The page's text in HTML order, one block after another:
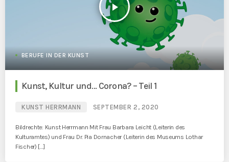
play_arrow
BERUFE IN DER KUNST
Kunst, Kultur und… Corona? – Teil 1
KUNST HERRMANN SEPTEMBER 2, 2020
Bildrechte: Kunst Herrmann Mit Frau Barbara Leicht (Leiterin des
Kulturamtes) und Frau Dr. Pia Dornacher (Leiterin des Museums Lothar
Fischer) […]